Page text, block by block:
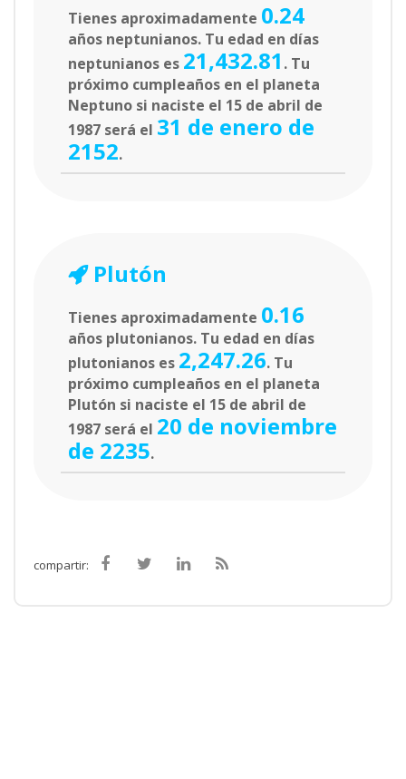
Tienes aproximadamente 0.24
años neptunianos. Tu edad en días
neptunianos es 21,432.81 . Tu
próximo cumpleaños en el planeta
Neptuno si naciste el 15 de abril de
1987 será el 31 de enero de
2152.
Plutón
Tienes aproximadamente 0.16
años plutonianos. Tu edad en días
plutonianos es 2,247.26. Tu
próximo cumpleaños en el planeta
Plutón si naciste el 15 de abril de
1987 será el 20 de noviembre
de 2235.
compartir: